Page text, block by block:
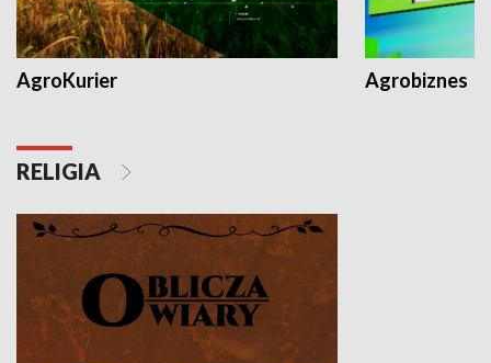
AgroKurier Agrobiznes
RELIGIA